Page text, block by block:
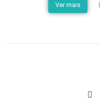
Ver mais